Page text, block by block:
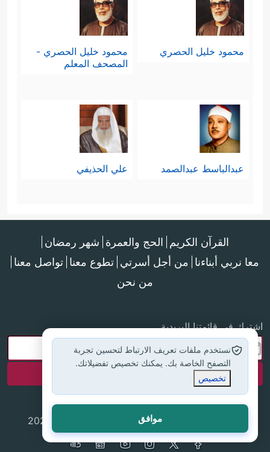
محمود خليل الحصري
محمود خليل الحصري -
المصحف المعلم
عبدالباسط عبدالصمد علي الحذيفي
القرآن الكريم الحج والعمرة شهر رمضان
معا نربي أبناءنا من أجل أسرتي تطوع معنا تواصل معنا
من نحن
اشترك في قائمتنا البريدية
جميع الحقوق محفوظة لموقع إسلام أون لاين © 2025
نستخدم ملفات تعريف الارتباط لتحسين تجربة
التصفح الخاصة بك. يمكنك تخصيص تفضيلاتك.
تخصيص
موافق